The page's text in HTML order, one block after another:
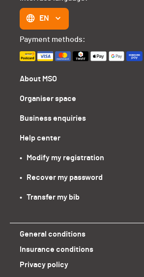
About MSO
Organiser space
Business enquiries
Help center
•   Modify my registration
•   Recover my password
•   Transfer my bib
EN
Payment methods:
General conditions
Insurance conditions
Privacy policy